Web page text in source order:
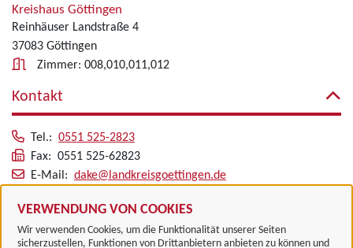
VERWENDUNG VON COOKIES
Wir verwenden Cookies, um die Funktionalität unserer Seiten
sicherzustellen, Funktionen von Drittanbietern anbieten zu können und
Kreishaus Göttingen
Reinhäuser Landstraße 4
37083 Göttingen
Zimmer: 008,010,011,012
Kontakt
Tel.: 0551 525-2823
Fax: 0551 525-62823
E-Mail: dake@landkreisgoettingen.de
Alle zugeordneten Einrichtungen